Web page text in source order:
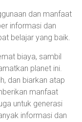
dan manfaat
informasi dan
belajar yang baik.
biaya, sambil
planet ini.
dan biarkan atap
manfaat
untuk generasi
informasi dan